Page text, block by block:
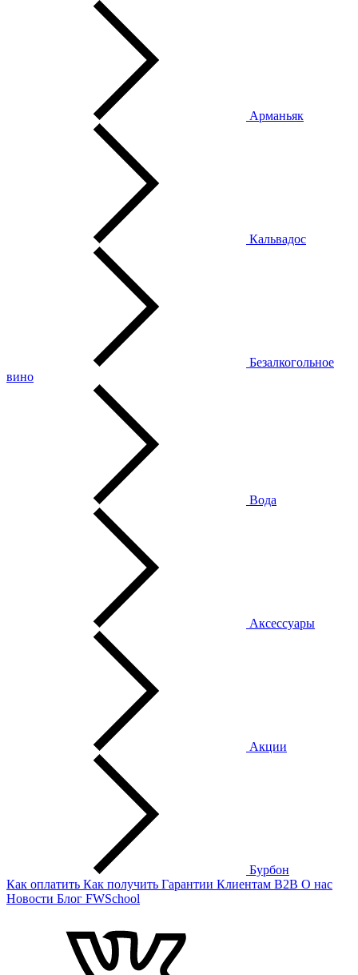
Арманьяк
Кальвадос
Безалкогольное
вино
Вода
Аксессуары
Акции
Бурбон
Как оплатить Как получить Гарантии Клиентам B2B О нас
Новости Блог FWSchool